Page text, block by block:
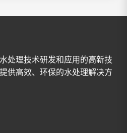
处理技术研发和应用的高新技
供高效、环保的水处理解决方